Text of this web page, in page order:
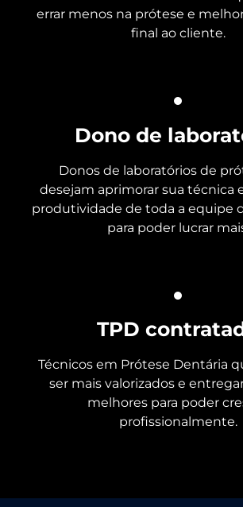
errar menos na prótese e
final ao cliente.
Dono de
Donos de laboratórios de
desejam aprimorar sua técnica
produtividade de toda a equipe
para poder lucrar
TPD
Técnicos em Prótese Dentária
ser mais valorizados e
melhores para poder
profissionalmente.